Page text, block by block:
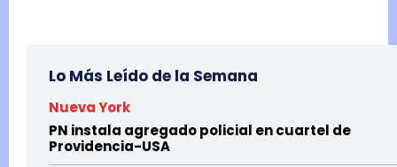
Lo Más Leído de la Semana
Nueva York
PN instala agregado policial en cuartel de
Providencia-USA